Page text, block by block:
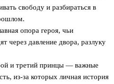
свободу и разбираться в
опора героя, чьи
через давление двора, разлуку
и третий принцы — важные
из-за которых личная история